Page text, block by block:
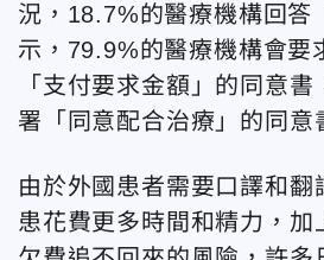
況，18.7%的醫療機構回答
示，79.9%的醫療機構會要
「支付要求金額」的同意
署「同意配合治療」的同意
由於外國患者需要口譯和翻
患花費更多時間和精力，加